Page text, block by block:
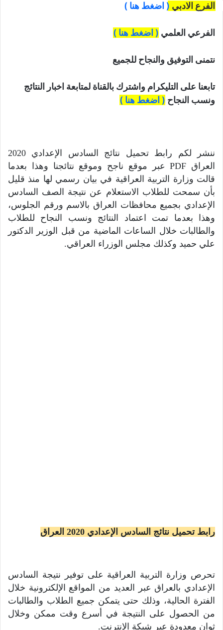
الفرع الادبي ( اضغط هنا )
الفرعي العلمي ( اضغط هنا )
نتمنى التوفيق والنجاح للجميع
ونسب النجاح ( اضغط هنا )
ننشر لكم رابط تحميل نتائج السادس الإعدادي 2020
العراق PDF عبر موقع ناجح وموقع نتائجنا وهذا بعدما
قالت وزارة التربية العراقية في بيان رسمي لها منذ قليل
بأن سمحت للطلاب الاستعلام عن نتيجة الصف السادس
الإعدادي بجميع محافظات العراق بالاسم ورقم الجلوس،
وهذا بعدما تمت اعتماد النتائج ونسب النجاح للطلاب
والطالبات خلال الساعات الماضية من قبل الوزير الدكتور
علي حميد وكذلك مجلس الوزراء العراقي.
رابط تحميل نتائج السادس الإعدادي 2020 العراق
تحرص وزارة التربية العراقية على توفير نتيجة السادس
الإعدادي بالعراق عبر العديد من المواقع الإلكترونية خلال
الفترة الحالية، وذلك حتى يتمكن جميع الطلاب والطالبات
من الحصول على النتيجة في أسرع وقت ممكن وخلال
ثوانٍ معدودة عبر شبكة الإنترنت.